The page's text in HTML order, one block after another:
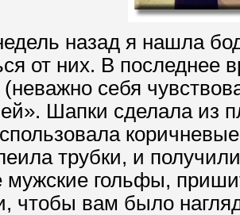
назад я нашла
от них. В
себя
Шапки сделала из
трубки, и
мужские гольфы,
чтобы вам было